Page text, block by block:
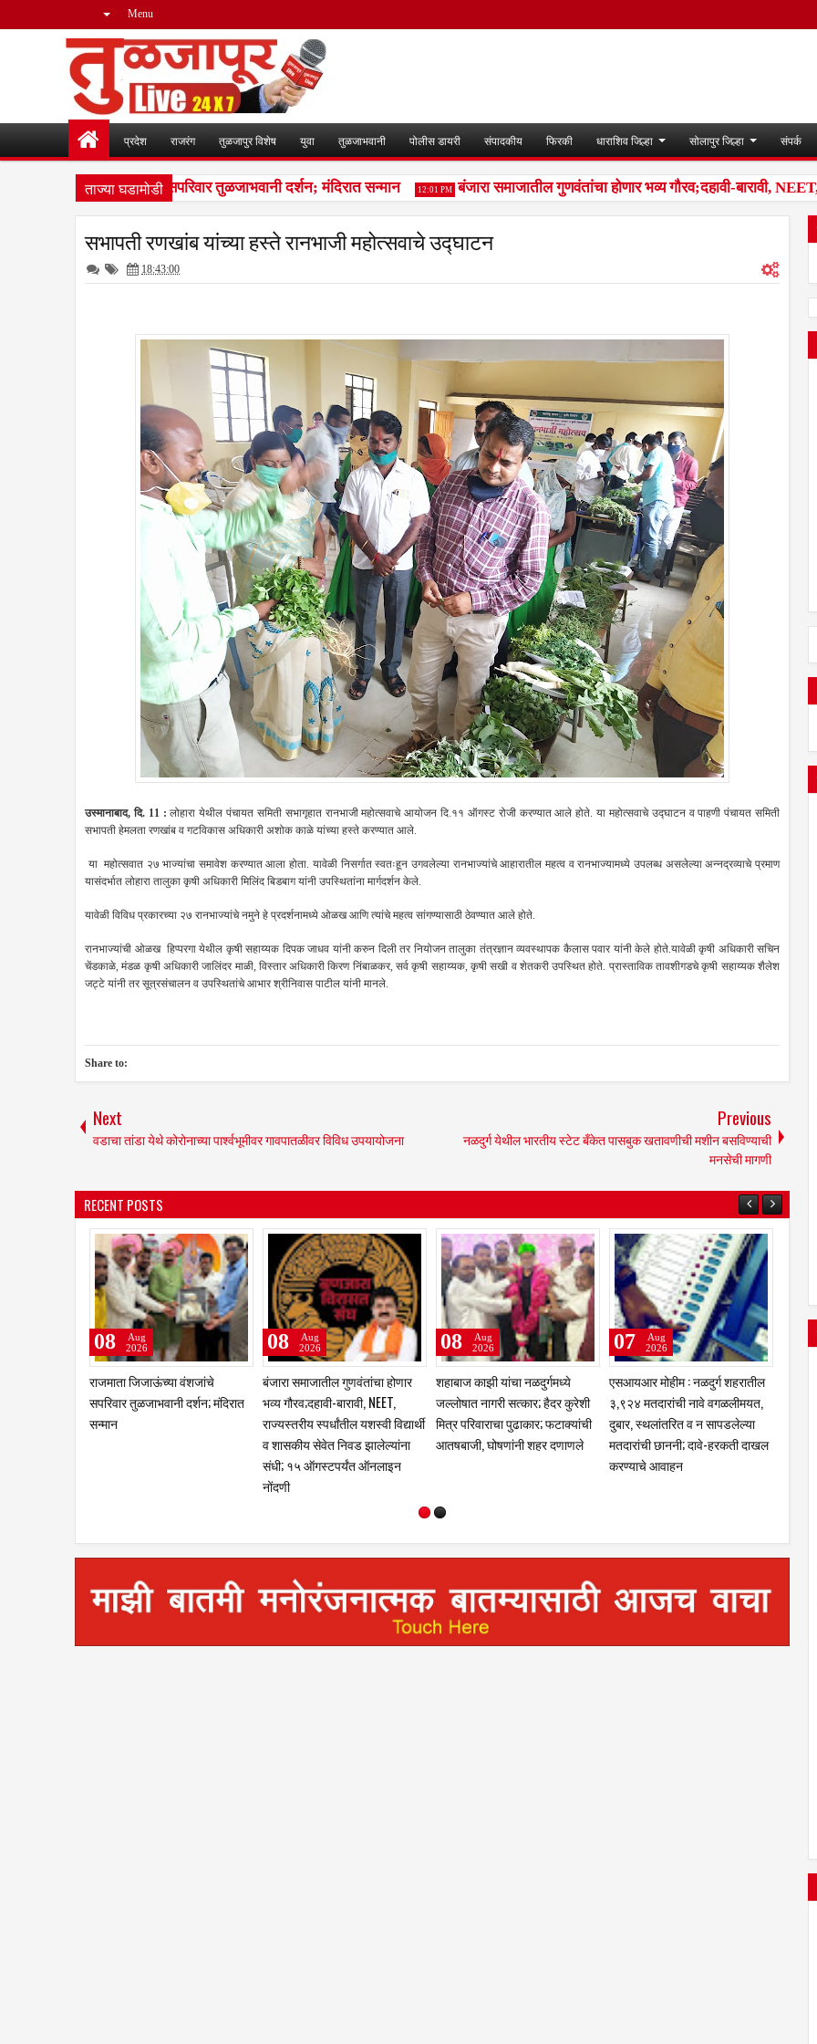
Menu
प्रदेश राजरंग तुळजापुर विशेष युवा तुळजाभवानी पोलीस डायरी संपादकीय फिरकी धाराशिव जिल्हा सोलापुर जिल्हा संपर्क
ताज्या घडामोडी
जिजाऊंच्या वंशजांचे सपरिवार तुळजाभवानी दर्शन; मंदिरात सन्मान 12:01 PM बंजारा समाजातील गुणवंतांचा होणार भव्य गौरव;दहावी-बारावी,
सभापती रणखांब यांच्या हस्ते रानभाजी महोत्सवाचे उद्घाटन
18:43:00
उस्मानाबाद, दि. 11 :लोहारा येथील पंचायत समिती सभागृहात रानभाजी महोत्सवाचे आयोजन दि.११ ऑगस्ट रोजी करण्यात आले होते. या महोत्सवाचे उद्घाटन व पाहणी पंचायत समिती
सभापती हेमलता रणखांब व गटविकास अधिकारी अशोक काळे यांच्या हस्ते करण्यात आले.
या महोत्सवात २७ भाज्यांचा समावेश करण्यात आला होता. यावेळी निसर्गात स्वतःहून उगवलेल्या रानभाज्यांचे आहारातील महत्व व रानभाज्यामध्ये उपलब्ध असलेल्या अन्नद्रव्याचे प्रमाण
यासंदर्भात लोहारा तालुका कृषी अधिकारी मिलिंद बिडबाग यांनी उपस्थितांना मार्गदर्शन केले.
यावेळी विविध प्रकारच्या २७ रानभाज्यांचे नमुने हे प्रदर्शनामध्ये ओळख आणि त्यांचे महत्व सांगण्यासाठी ठेवण्यात आले होते.
रानभाज्यांची ओळख हिप्परगा येथील कृषी सहाय्यक दिपक जाधव यांनी करुन दिली तर नियोजन तालुका तंत्रज्ञान व्यवस्थापक कैलास पवार यांनी केले होते.यावेळी कृषी अधिकारी सचिन
चेंडकाळे, मंडळ कृषी अधिकारी जालिंदर माळी, विस्तार अधिकारी किरण निंबाळकर, सर्व कृषी सहाय्यक, कृषी सखी व शेतकरी उपस्थित होते. प्रास्ताविक तावशीगडचे कृषी सहाय्यक शैलेश
जट्टे यांनी तर सूत्रसंचालन व उपस्थितांचे आभार श्रीनिवास पाटील यांनी मानले.
Share to:
Next
वडाचा तांडा येथे कोरोनाच्या पार्श्वभूमीवर गावपातळीवर विविध उपयायोजना
Previous
नळदुर्ग येथील भारतीय स्टेट बँकेत पासबुक खतावणीची मशीन बसविण्याची
मनसेची मागणी
RECENT POSTS
खोट्या नोटरी कराराच्या आधारे
न्यायालयाची दिशाभूल केल्याचा आरोप;
पवनचक्की कंपनीविरोधात गुन्हा दाखल
07
Aug
2026
तीन लांडग्यांचा कळप शेळ्यांवर तुटून
पडला; सहा शेळ्या ठार, दोन गंभीर
जखमीशहापूर शिवारातील घटना;
पशुपालकांमध्ये भीतीचे वातावरण,
नुकसानभरपाईची मागणी
06
Aug
2026
राजमाता जिजाऊंच्या वंशजांचे
सपरिवार तुळजाभवानी दर्शन; मंदिरात
सन्मान
08
Aug
2026
बंजारा समाजातील गुणवंतांचा होणार
भव्य गौरव;दहावी-बारावी, NEET,
राज्यस्तरीय स्पर्धांतील यशस्वी विद्यार्थी
व शासकीय सेवेत निवड झालेल्यांना
संधी; १५ ऑगस्टपर्यंत ऑनलाइन
08
Aug
2026
मित्र
08